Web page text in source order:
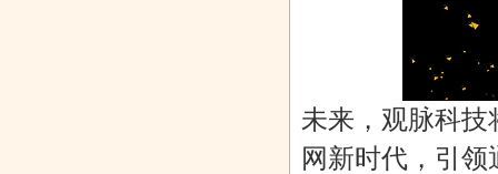
未来，观脉科
网新时代，引